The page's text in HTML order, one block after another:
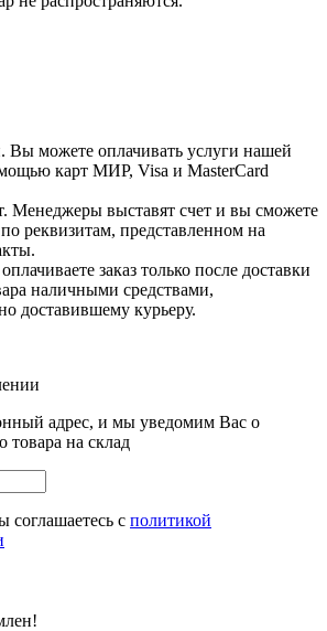
Вы можете оплачивать услуги нашей
карт МИР, Visa и MasterCard
Менеджеры выставят счет и вы сможете
по реквизитам, представленном на
заказ только после доставки
наличными средствами,
доставившему курьеру.
адрес, и мы уведомим Вас о
товара на склад
с политикой